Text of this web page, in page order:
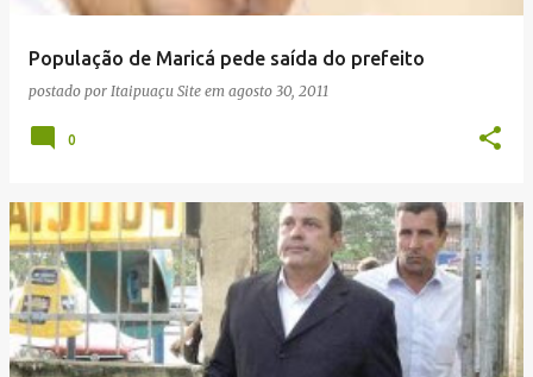
População de Maricá pede saída do prefeito
postado por Itaipuaçu Site em agosto 30, 2011
0